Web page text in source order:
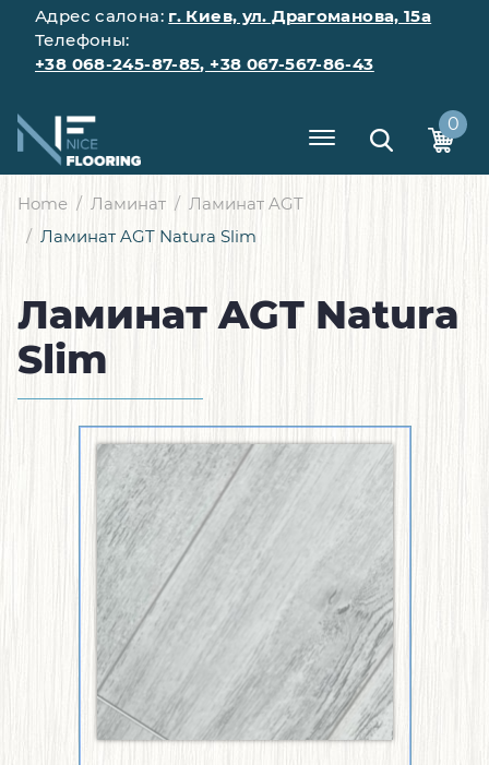
Адрес салона: г. Киев, ул. Драгоманова, 15а
Телефоны:
+38 068-245-87-85, +38 067-567-86-43
0
Home Ламинат
Ламинат AGT
Ламинат AGT Natura Slim
Ламинат AGT Natura
Slim